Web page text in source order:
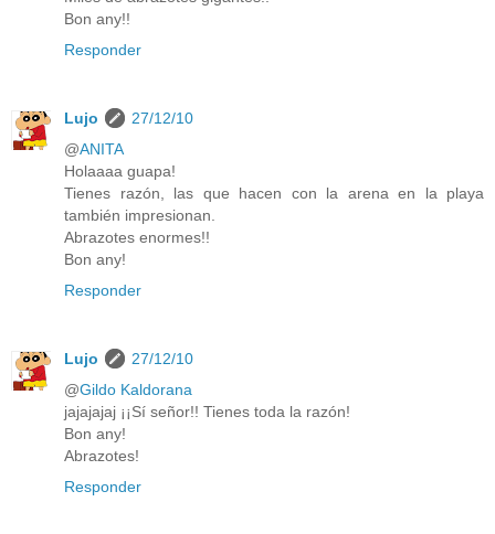
Bon any!!
Responder
Lujo
27/12/10
@ANITA
Holaaaa guapa!
Tienes razón, las que hacen con la arena en la playa
también impresionan.
Abrazotes enormes!!
Bon any!
Responder
Lujo
27/12/10
@Gildo Kaldorana
jajajajaj ¡¡Sí señor!! Tienes toda la razón!
Bon any!
Abrazotes!
Responder